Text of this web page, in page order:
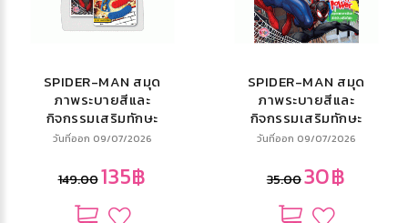
SPIDER-MAN สมุด
ภาพระบายสีและ
กิจกรรมเสริมทักษะ
GREAT POWER +
วันที่ออก 09/07/2026
149.00135฿
SPIDER-MAN สมุด
ภาพระบายสีและ
กิจกรรมเสริมทักษะ
GREAT POWER
วันที่ออก 09/07/2026
35.0030฿